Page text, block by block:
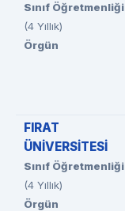
Sınıf Öğretmenliği
(4 Yıllık)
Örgün
FIRAT
ÜNİVERSİTESİ
Sınıf Öğretmenliği
(4 Yıllık)
Örgün